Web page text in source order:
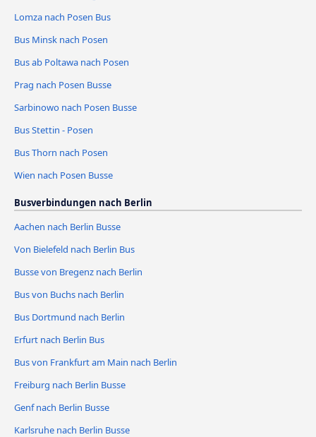
Lomza nach Posen Bus
Bus Minsk nach Posen
Bus ab Poltawa nach Posen
Prag nach Posen Busse
Sarbinowo nach Posen Busse
Bus Stettin - Posen
Bus Thorn nach Posen
Wien nach Posen Busse
Busverbindungen nach Berlin
Aachen nach Berlin Busse
Von Bielefeld nach Berlin Bus
Busse von Bregenz nach Berlin
Bus von Buchs nach Berlin
Bus Dortmund nach Berlin
Erfurt nach Berlin Bus
Bus von Frankfurt am Main nach Berlin
Freiburg nach Berlin Busse
Genf nach Berlin Busse
Karlsruhe nach Berlin Busse